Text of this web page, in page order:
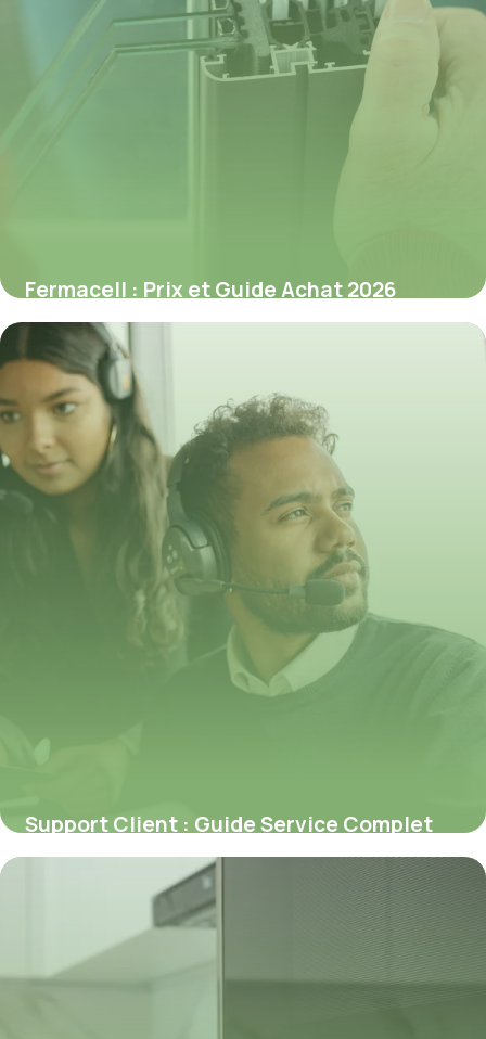
Fermacell : Prix et Guide Achat 2026
8 juillet 2026
Support Client : Guide Service Complet
2026